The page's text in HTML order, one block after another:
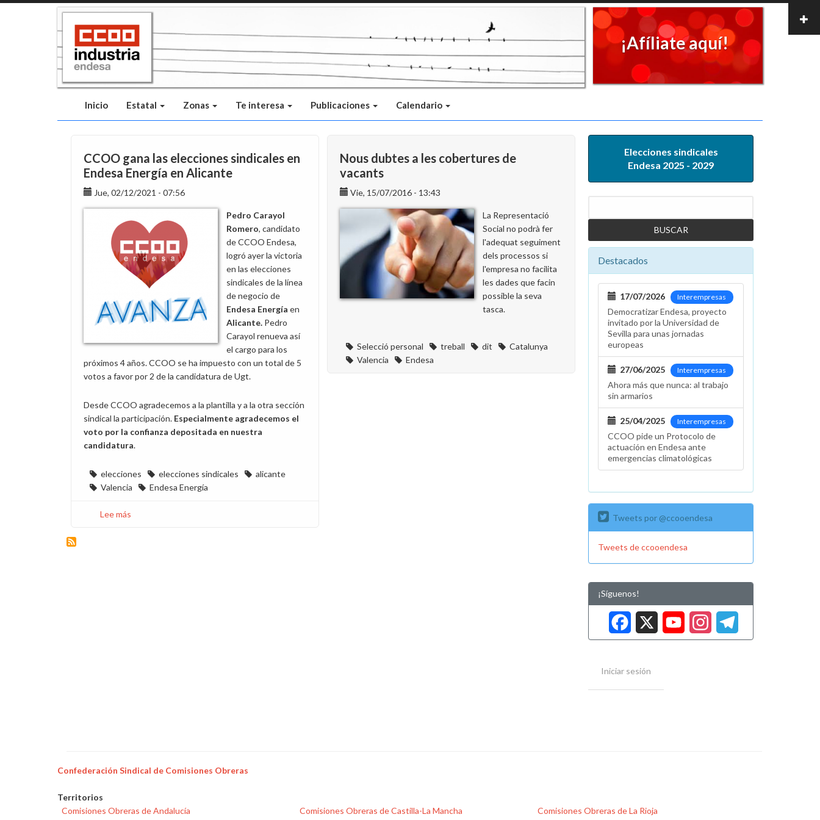
¡Afíliate aquí!
Inicio Estatal Zonas Te interesa Publicaciones Calendario
CCOO gana las elecciones sindicales en
Endesa Energía en Alicante
Jue, 02/12/2021 - 07:56
Pedro Carayol
Romero, candidato
de CCOO Endesa,
logró ayer la victoria
en las elecciones
sindicales de la línea
de negocio de
Endesa Energía en
Alicante. Pedro
Carayol renueva así
el cargo para los
próximos 4 años. CCOO se ha impuesto con un total de 5
votos a favor por 2 de la candidatura de Ugt.
Desde CCOO agradecemos a la plantilla y a la otra sección
sindical la participación. Especialmente agradecemos el
voto por la confianza depositada en nuestra
candidatura.
elecciones elecciones sindicales
alicante
Valencia
Endesa Energía
Lee más
Nous dubtes a les cobertures de
vacants
Vie, 15/07/2016 - 13:43
La Representació
Social no podrà fer
l'adequat seguiment
dels processos si
l'empresa no facilita
les dades que facin
possible la seva
tasca.
Selecció personal treball dit
Catalunya
Valencia
Endesa
Elecciones sindicales
Endesa 2025 - 2029
Destacados
Interempresas
17/07/2026
Democratizar Endesa, proyecto
invitado por la Universidad de
Sevilla para unas jornadas
europeas
Interempresas
27/06/2025
Ahora más que nunca: al trabajo
sin armarios
Interempresas
25/04/2025
CCOO pide un Protocolo de
actuación en Endesa ante
emergencias climatológicas
Tweets por @ccooendesa
Tweets de ccooendesa
¡Síguenos!
Facebook
XYouTube
Iniciar sesión
Confederación Sindical de Comisiones Obreras
Territorios
Comisiones Obreras de Andalucía
Comisiones Obreras de Castilla-La Mancha
Comisiones Obreras de La Rioja